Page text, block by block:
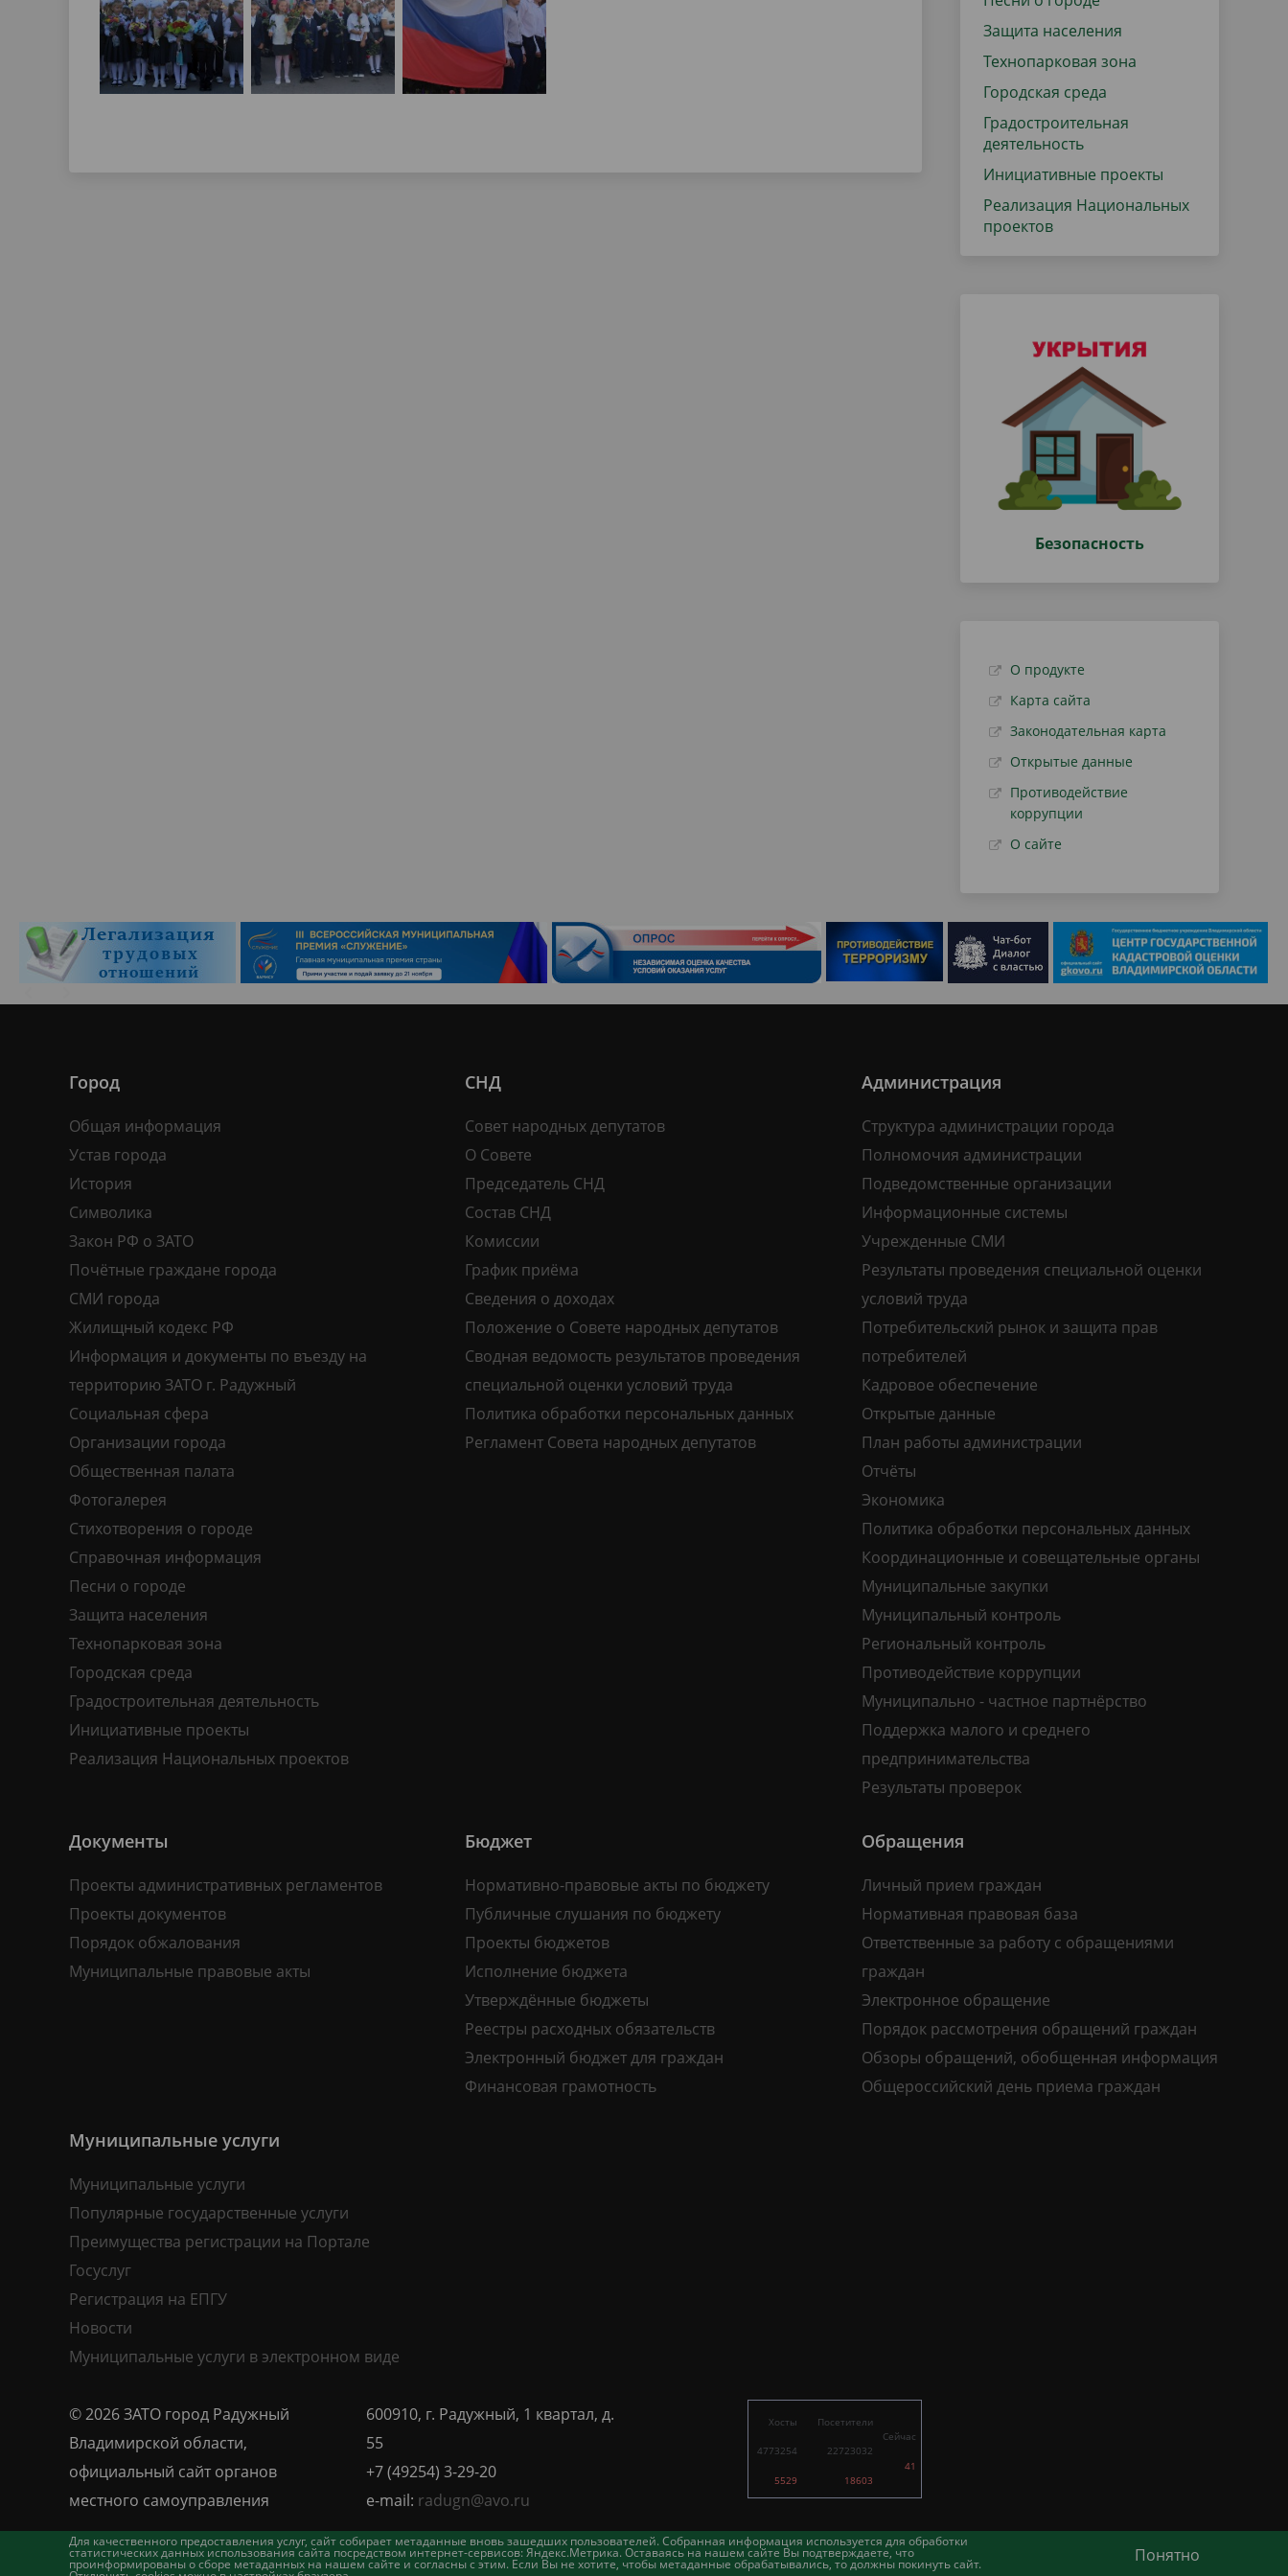
Защита населения
Технопарковая зона
Городская среда
Градостроительная
деятельность
Инициативные проекты
Реализация Национальных
проектов
Безопасность
О продукте
Карта сайта
Законодательная карта
Открытые данные
Противодействие
коррупции
О сайте
Для качественного предоставления услуг, сайт собирает метаданные вновь зашедших пользователей. Собранная информация используется для обработки
статистических данных использования сайта посредством интернет-сервисов: Яндекс.Метрика. Оставаясь на нашем сайте Вы подтверждаете, что
проинформированы о сборе метаданных на нашем сайте и согласны с этим. Если Вы не хотите, чтобы метаданные обрабатывались, то должны покинуть сайт. Понятно
Город
Общая информация
Устав города
История
Символика
Закон РФ о ЗАТО
Почётные граждане города
СМИ города
Жилищный кодекс РФ
Информация и документы по въезду на
территорию ЗАТО г. Радужный
Социальная сфера
Организации города
Общественная палата
Фотогалерея
Стихотворения о городе
Справочная информация
Песни о городе
Защита населения
Технопарковая зона
Городская среда
Градостроительная деятельность
Инициативные проекты
Реализация Национальных проектов
СНД
Совет народных депутатов
О Совете
Председатель СНД
Состав СНД
Комиссии
График приёма
Сведения о доходах
Положение о Совете народных депутатов
Сводная ведомость результатов проведения
специальной оценки условий труда
Политика обработки персональных данных
Регламент Совета народных депутатов
Администрация
Структура администрации города
Полномочия администрации
Подведомственные организации
Информационные системы
Учрежденные СМИ
Результаты проведения специальной оценки
условий труда
Потребительский рынок и защита прав
потребителей
Кадровое обеспечение
Открытые данные
План работы администрации
Отчёты
Экономика
Политика обработки персональных данных
Координационные и совещательные органы
Муниципальные закупки
Муниципальный контроль
Региональный контроль
Противодействие коррупции
Муниципально - частное партнёрство
Поддержка малого и среднего
предпринимательства
Результаты проверок
Документы
Проекты административных регламентов
Проекты документов
Порядок обжалования
Муниципальные правовые акты
Бюджет
Нормативно-правовые акты по бюджету
Публичные слушания по бюджету
Проекты бюджетов
Исполнение бюджета
Утверждённые бюджеты
Реестры расходных обязательств
Электронный бюджет для граждан
Финансовая грамотность
Обращения
Личный прием граждан
Нормативная правовая база
Ответственные за работу с обращениями
граждан
Электронное обращение
Порядок рассмотрения обращений граждан
Обзоры обращений, обобщенная информация
Общероссийский день приема граждан
Муниципальные услуги
Муниципальные услуги
Популярные государственные услуги
Преимущества регистрации на Портале
Госуслуг
Регистрация на ЕПГУ
Новости
Муниципальные услуги в электронном виде
© 2026 ЗАТО город Радужный
Владимирской области,
официальный сайт органов
местного самоуправления
600910, г. Радужный, 1 квартал, д.
55
+7 (49254) 3-29-20
e-mail: radugn@avo.ru
Хосты
4773254
5529
Посетители
22723032
18603
Сейчас
41